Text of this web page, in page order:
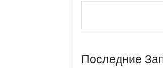
Последние